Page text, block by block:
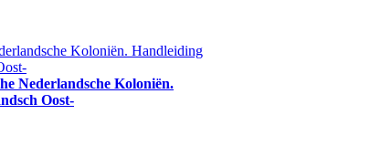
Nederlandsche Koloniën.
Oost-